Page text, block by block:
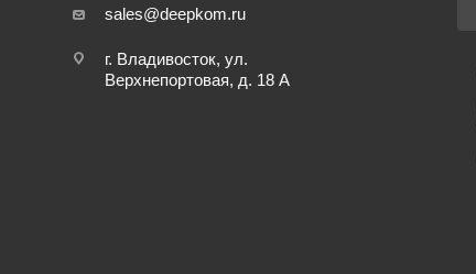
sales@deepkom.ru
г. Владивосток, ул.
Верхнепортовая, д. 18 А